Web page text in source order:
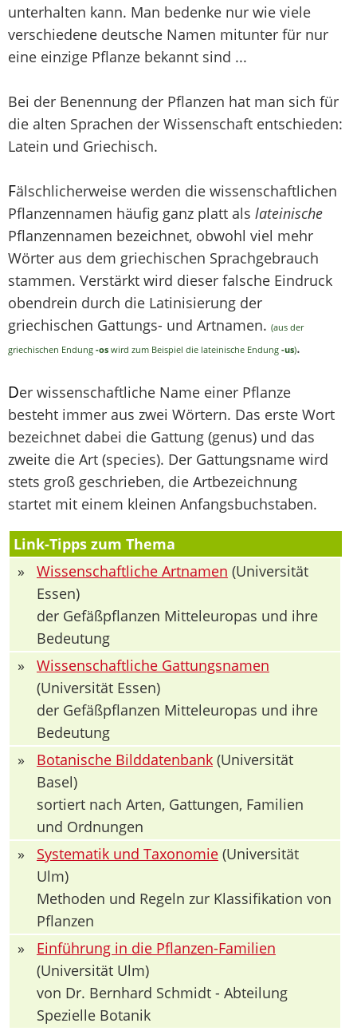
unterhalten kann. Man bedenke nur wie viele
verschiedene deutsche Namen mitunter für nur
eine einzige Pflanze bekannt sind ...
Bei der Benennung der Pflanzen hat man sich für
die alten Sprachen der Wissenschaft entschieden:
Latein und Griechisch.
Fälschlicherweise werden die wissenschaftlichen
Pflanzennamen häufig ganz platt als lateinische
Pflanzennamen bezeichnet, obwohl viel mehr
Wörter aus dem griechischen Sprachgebrauch
stammen. Verstärkt wird dieser falsche Eindruck
obendrein durch die Latinisierung der
griechischen Gattungs- und Artnamen. (aus der
griechischen Endung -os wird zum Beispiel die lateinische Endung -us).
Der wissenschaftliche Name einer Pflanze
besteht immer aus zwei Wörtern. Das erste Wort
bezeichnet dabei die Gattung (genus) und das
zweite die Art (species). Der Gattungsname wird
stets groß geschrieben, die Artbezeichnung
startet mit einem kleinen Anfangsbuchstaben.
Link-Tipps zum Thema
»
Wissenschaftliche Artnamen (Universität
Essen)
der Gefäßpflanzen Mitteleuropas und ihre
Bedeutung
»
Wissenschaftliche Gattungsnamen
(Universität Essen)
der Gefäßpflanzen Mitteleuropas und ihre
Bedeutung
»
Botanische Bilddatenbank (Universität
Basel)
sortiert nach Arten, Gattungen, Familien
und Ordnungen
»
Systematik und Taxonomie (Universität
Ulm)
Methoden und Regeln zur Klassifikation von
Pflanzen
»
Einführung in die Pflanzen-Familien
(Universität Ulm)
von Dr. Bernhard Schmidt - Abteilung
Spezielle Botanik